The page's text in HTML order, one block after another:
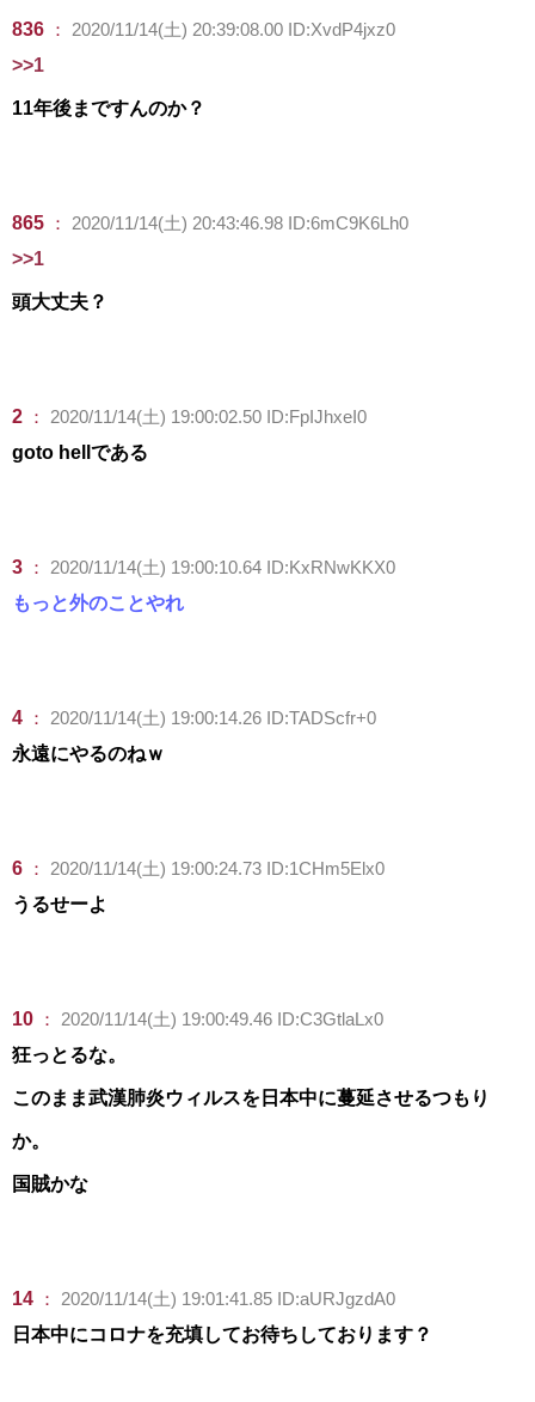
836 ：
2020/11/14(土) 20:39:08.00 ID:XvdP4jxz0
>>1
11年後まですんのか？
865 ：
2020/11/14(土) 20:43:46.98 ID:6mC9K6Lh0
>>1
頭大丈夫？
2 ：
2020/11/14(土) 19:00:02.50 ID:FpIJhxeI0
goto hellである
3 ：
2020/11/14(土) 19:00:10.64 ID:KxRNwKKX0
もっと外のことやれ
4 ：
2020/11/14(土) 19:00:14.26 ID:TADScfr+0
永遠にやるのねｗ
6 ：
2020/11/14(土) 19:00:24.73 ID:1CHm5Elx0
うるせーよ
10 ：
2020/11/14(土) 19:00:49.46 ID:C3GtlaLx0
狂っとるな。
このまま武漢肺炎ウィルスを日本中に蔓延させるつもり
か。
国賊かな
14 ：
2020/11/14(土) 19:01:41.85 ID:aURJgzdA0
日本中にコロナを充填してお待ちしております？